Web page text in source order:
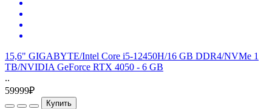
15,6" GIGABYTE/Intel Core i5-12450H/16 GB DDR4/NVMe 1
TB/NVIDIA GeForce RTX 4050 - 6 GB
..
59999₽
Купить